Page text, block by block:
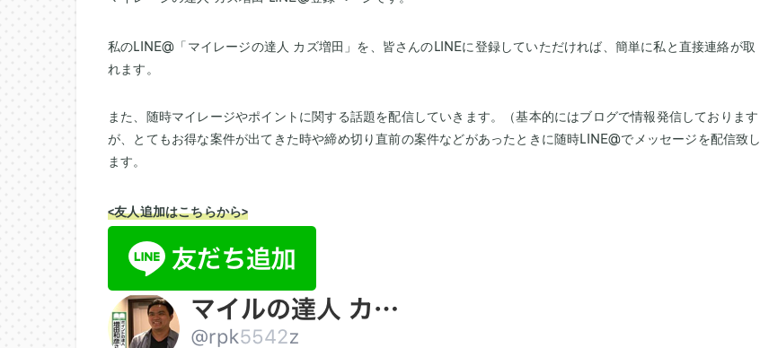
私のLINE@「マイレージの達人 カズ増田」を、皆さんのLINEに登録していただければ、簡単に私と直接連絡が取
れます。
また、随時マイレージやポイントに関する話題を配信していきます。（基本的にはブログで情報発信しております
が、とてもお得な案件が出てきた時や締め切り直前の案件などがあったときに随時LINE@でメッセージを配信致し
ます。
<友人追加はこちらから>